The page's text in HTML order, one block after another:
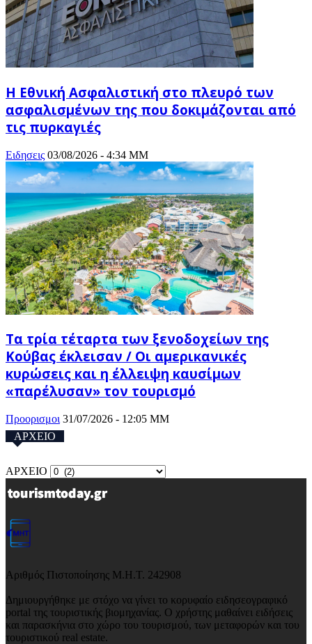
Η Εθνική Ασφαλιστική στο πλευρό των
ασφαλισμένων της που δοκιμάζονται από
τις πυρκαγιές
Ειδησεις 03/08/2026 - 4:34 ΜΜ
Τα τρία τέταρτα των ξενοδοχείων της
Κούβας έκλεισαν / Οι αμερικανικές
κυρώσεις και η έλλειψη καυσίμων
«παρέλυσαν» τον τουρισμό
Προορισμοι 31/07/2026 - 12:05 ΜΜ
ΑΡΧΕΙΟ
ΑΡΧΕΙΟ
Αριθμός Πιστοποίησης Μ.Η.Τ. 242908
Δημιουργήθηκε με στόχο να γίνει το κορυφαίο ειδησεογραφικό
portal της τουριστικής βιομηχανίας. Ο χρήστης μαθαίνει ειδήσεις
και παρασκήνια στο χώρο του τουρισμού, των μεταφορών και του
τουριστικού real estate.